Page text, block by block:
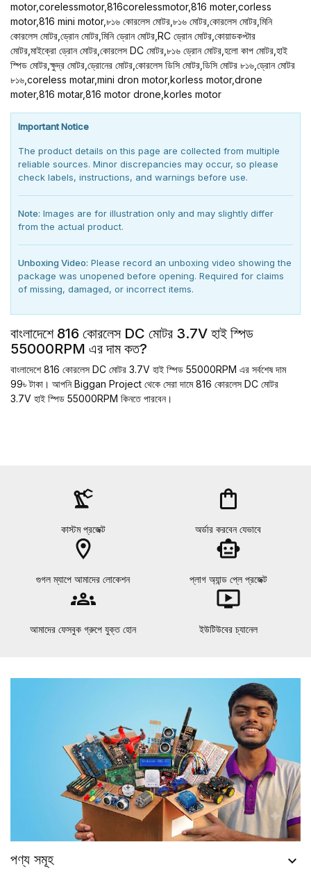
motor,corelessmotor,816corelessmotor,816 moter,corless
motor,816 mini motor,৮১৬ কোরলেস মোটর,৮১৬ মোটর,কোরলেস মোটর,মিনি
কোরলেস মোটর,ড্রোন মোটর,মিনি ড্রোন মোটর,RC ড্রোন মোটর,কোয়াডকপ্টার
মোটর,মাইক্রো ড্রোন মোটর,কোরলেস DC মোটর,৮১৬ ড্রোন মোটর,হলো কাপ মোটর,হাই
স্পিড মোটর,ক্ষুদ্র মোটর,ড্রোনের মোটর,কোরলেস ডিসি মোটর,ডিসি মোটর ৮১৬,ড্রোন মোটর
৮১৬,coreless motar,mini dron motor,korless motor,drone
moter,816 motar,816 motor drone,korles motor
Important Notice
The product details on this page are collected from multiple
reliable sources. Minor discrepancies may occur, so please
check labels, instructions, and warnings before use.
Note: Images are for illustration only and may slightly differ
from the actual product.
Unboxing Video: Please record an unboxing video showing the
package was unopened before opening. Required for claims
of missing, damaged, or incorrect items.
বাংলাদেশে 816 কোরলেস DC মোটর 3.7V হাই স্পিড
55000RPM এর দাম কত?
বাংলাদেশে 816 কোরলেস DC মোটর 3.7V হাই স্পিড 55000RPM এর সর্বশেষ দাম
99৳ টাকা। আপনি Biggan Project থেকে সেরা দামে 816 কোরলেস DC মোটর
3.7V হাই স্পিড 55000RPM কিনতে পারবেন।
precision_manufacturing
কাস্টম প্রজেক্ট
shopping_bag
অর্ডার করবেন যেভাবে
location_on
গুগল ম্যাপে আমাদের লোকেশন
smart_toy
প্লাগ অ্যান্ড প্লে প্রজেক্ট
groups
আমাদের ফেসবুক গ্রুপে যুক্ত হোন
ondemand_video
ইউটিউবের চ্যানেল
পণ্য সমূহ 